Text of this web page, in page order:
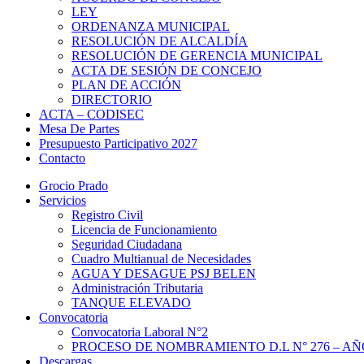
LEY
ORDENANZA MUNICIPAL
RESOLUCIÓN DE ALCALDÍA
RESOLUCIÓN DE GERENCIA MUNICIPAL
ACTA DE SESIÓN DE CONCEJO
PLAN DE ACCIÓN
DIRECTORIO
ACTA – CODISEC
Mesa De Partes
Presupuesto Participativo 2027
Contacto
Grocio Prado
Servicios
Registro Civil
Licencia de Funcionamiento
Seguridad Ciudadana
Cuadro Multianual de Necesidades
AGUA Y DESAGUE PSJ BELEN
Administración Tributaria
TANQUE ELEVADO
Convocatoria
Convocatoria Laboral N°2
PROCESO DE NOMBRAMIENTO D.L N° 276 –
Descargas